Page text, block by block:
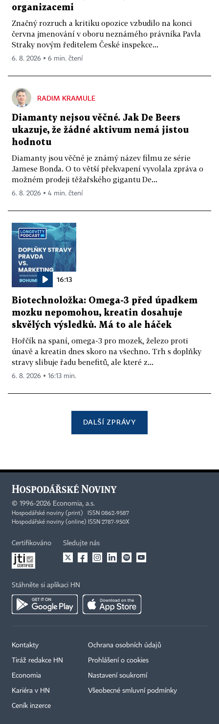
organizacemi
Značný rozruch a kritiku opozice vzbudilo na konci
června jmenování v oboru neznámého právníka Pavla
Straky novým ředitelem České inspekce...
6. 8. 2026 ▪ 6 min. čtení
RADIM KRAMULE
Diamanty nejsou věčné. Jak De Beers
ukazuje, že žádné aktivum nemá jistou
hodnotu
Diamanty jsou věčné je známý název filmu ze série
Jamese Bonda. O to větší překvapení vyvolala zpráva o
možném prodeji těžařského gigantu De...
6. 8. 2026 ▪ 4 min. čtení
16:13
Biotechnoložka: Omega-3 před úpadkem
mozku nepomohou, kreatin dosahuje
skvělých výsledků. Má to ale háček
Hořčík na spaní, omega-3 pro mozek, železo proti
únavě a kreatin dnes skoro na všechno. Trh s doplňky
stravy slibuje řadu benefitů, ale které z...
6. 8. 2026 ▪ 16:13 min.
DALŠÍ ZPRÁVY
© 1996-2026 Economia, a.s.
Hospodářské noviny (print) ISSN 0862-9587
Hospodářské noviny (online) ISSN 2787-950X
Certifikováno Sledujte nás
Stáhněte si aplikaci HN
Kontakty
Tiráž redakce HN
Economia
Kariéra v HN
Ceník inzerce
Ochrana osobních údajů
Prohlášení o cookies
Nastavení soukromí
Všeobecné smluvní podmínky